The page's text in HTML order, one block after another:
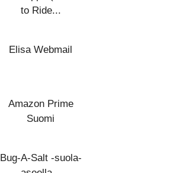
to Ride...
Elisa Webmail
Amazon Prime
Suomi
Bug-A-Salt -suola-